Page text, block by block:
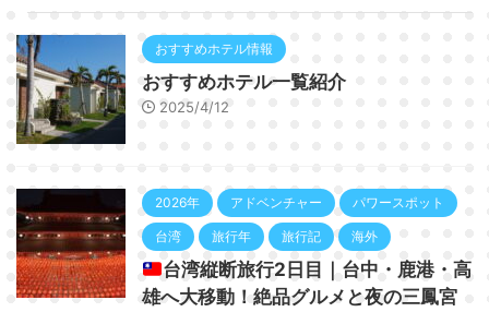
おすすめホテル情報
おすすめホテル一覧紹介
2025/4/12
2026年 アドベンチャー パワースポット
台湾 旅行年 旅行記 海外
台湾縦断旅行2日目｜台中・鹿港・高
雄へ大移動！絶品グルメと夜の三鳳宮